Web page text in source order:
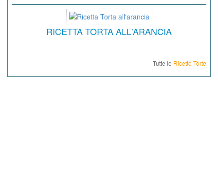
RICETTA TORTA ALL'ARANCIA
Tutte le Ricette Torte